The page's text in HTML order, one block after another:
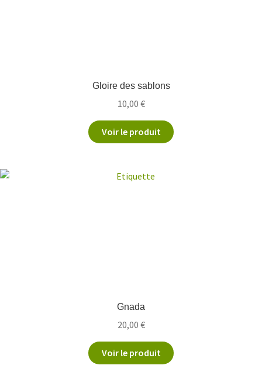
Gloire des sablons
10,00 €
Voir le produit
Gnada
20,00 €
Voir le produit